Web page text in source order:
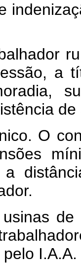
a
O
I.A.A.